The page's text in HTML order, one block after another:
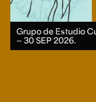
Grupo de Estudio
― 30 SEP 2026.